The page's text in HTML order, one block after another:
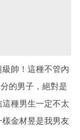
帥！這種不管內
的男子，絕對是
種男生一定不太
金材昱是我男友